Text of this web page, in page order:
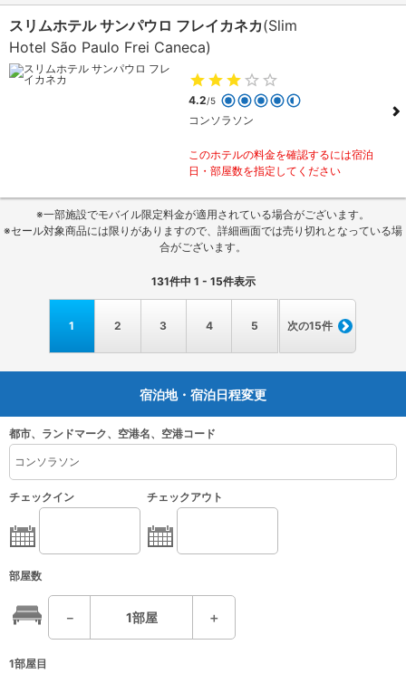
スリムホテル サンパウロ フレイカネカ(Slim
Hotel São Paulo Frei Caneca)
4.2/5
コンソラソン
このホテルの料金を確認するには宿泊
日・部屋数を指定してください
※一部施設でモバイル限定料金が適用されている場合がございます。
※セール対象商品には限りがありますので、詳細画面では売り切れとなっている場
合がございます。
131件中 1 - 15件表示
1 2 3 4 5 次の15件
宿泊地・宿泊日程変更
都市、ランドマーク、空港名、空港コード
チェックイン チェックアウト
部屋数
－ 1部屋 ＋
1部屋目